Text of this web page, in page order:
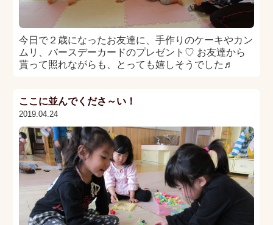
今日で２歳になったお友達に、手作りのケーキやカン
ムリ、バースデーカードのプレゼント♡ お友達から
貰って照れながらも、とっても嬉しそうでした♬
ここに並んでくださ～い！
2019.04.24